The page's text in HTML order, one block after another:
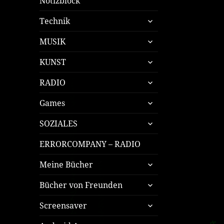
Technik
untermenü
öffnen
MUSIK
untermenü
öffnen
KUNST
untermenü
öffnen
RADIO
untermenü
öffnen
Games
untermenü
öffnen
SOZIALES
untermenü
öffnen
ERRORCOMPANY – RADIO
Meine Bücher
untermenü
öffnen
Bücher von Freunden
untermenü
öffnen
Screensaver
untermenü
öffnen